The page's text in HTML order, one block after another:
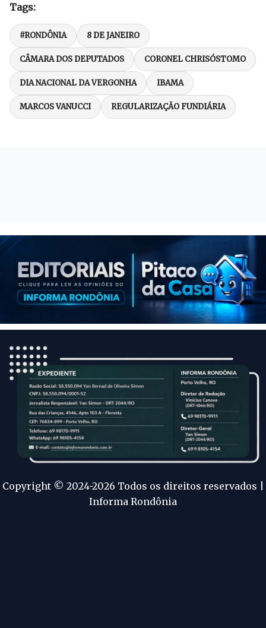
Tags:
#RONDÔNIA 8 DE JANEIRO
CÂMARA DOS DEPUTADOS CORONEL CHRISÓSTOMO
DIA NACIONAL DA VERGONHA IBAMA
MARCOS VANUCCI REGULARIZAÇÃO FUNDIÁRIA
Copyright © 2024-2026 Todos os direitos reservados |
Informa Rondônia